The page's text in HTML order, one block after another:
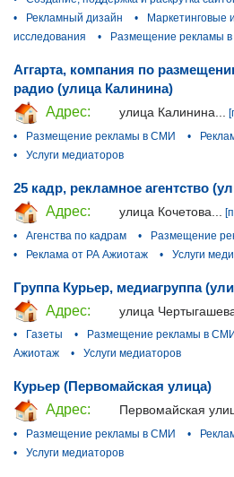
•
Рекламный дизайн •
Маркетинговые
исследования
• Размещение рекламы в
Аггарта, компания по
радио (улица Калинина)
Адрес:
улица Калинина...
•
Размещение рекламы в СМИ •
•
Услуги медиаторов
25 кадр, рекламное агентство
Адрес:
улица Кочетова...
•
Агенства по кадрам •
Размещение
•
Реклама от РА Ажиотаж • Услуги
Группа Курьер, медиагруппа
Адрес:
улица
•
Газеты • Размещение рекламы в СМИ
Ажиотаж
• Услуги медиаторов
Курьер (Первомайская улица)
Адрес:
Первомайская
•
Размещение рекламы в СМИ •
•
Услуги медиаторов